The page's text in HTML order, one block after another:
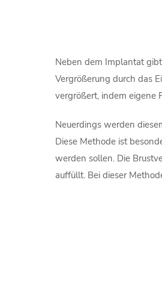
Neben dem Implantat
Vergrößerung durch das
vergrößert, indem eigene
Neuerdings werden
Diese Methode ist
werden sollen. Die
auffüllt. Bei dieser